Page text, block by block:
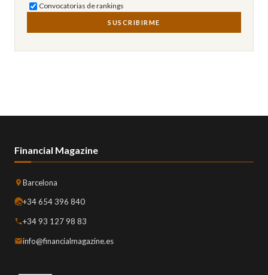
Convocatorias de rankings
SUSCRIBIRME
Financial Magazine
Barcelona
+34 654 396 840
+34 93 127 98 83
info@financialmagazine.es